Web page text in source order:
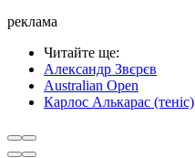
реклама
Читайте ще:
Александр Звєрєв
Australian Open
Карлос Алькарас (теніс)